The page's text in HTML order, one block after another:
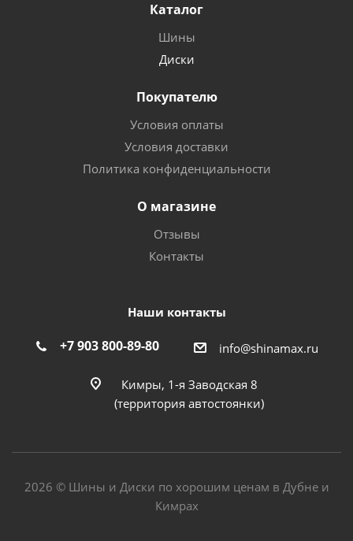
Каталог
Шины
Диски
Покупателю
Условия оплаты
Условия доставки
Политика конфиденциальности
О магазине
Отзывы
Контакты
Наши контакты
+7 903 800-89-80 info@shinamax.ru
Кимры, 1-я Заводская 8
(территория автостоянки)
2026 © Шины и Диски по хорошим ценам в Дубне и
Кимрах